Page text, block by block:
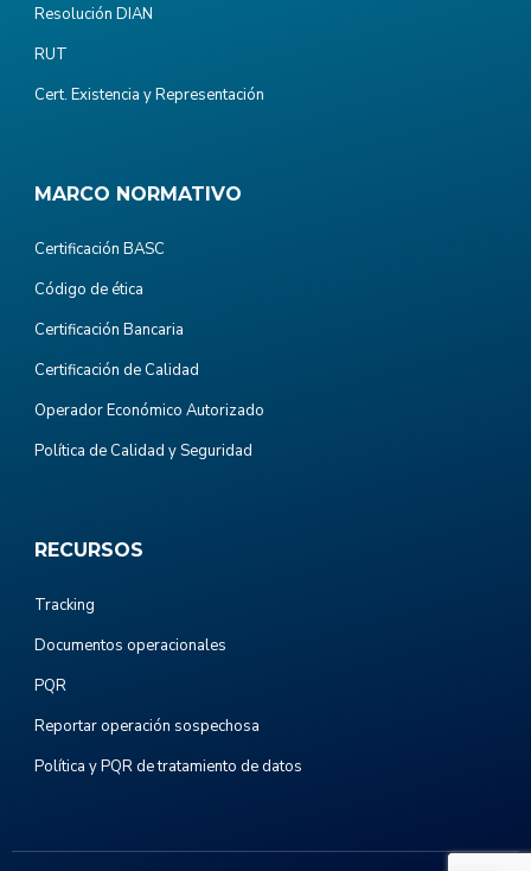
Resolución DIAN
RUT
Cert. Existencia y Representación
MARCO NORMATIVO
Certificación BASC
Código de ética
Certificación Bancaria
Certificación de Calidad
Operador Económico Autorizado
Política de Calidad y Seguridad
RECURSOS
Tracking
Documentos operacionales
PQR
Reportar operación sospechosa
Política y PQR de tratamiento de datos